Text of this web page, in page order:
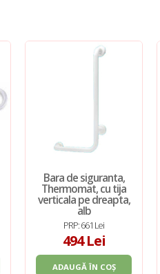
Bara de siguranta,
Thermomat, cu tija
verticala pe dreapta,
alb
PRP: 661 Lei
494 Lei
ADAUGĂ ÎN COȘ